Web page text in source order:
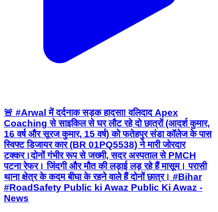
🚨 #Arwal में दर्दनाक सड़क हादसा! वलिदाद Apex
Coaching से साइकिल से घर लौट रहे दो छात्रों (आदर्श कुमार,
16 वर्ष और सूरज कुमार, 15 वर्ष) को फतेहपुर संडा कॉलेज के पास
स्विफ्ट डिजायर कार (BR 01PQ5538) ने मारी जोरदार
टक्कर।दोनों गंभीर रूप से जख्मी, सदर अस्पताल से PMCH
पटना रेफर। जिंदगी और मौत की लड़ाई लड़ रहे हैं मासूम। परासी
थाना क्षेत्र के कदम बीघा के रहने वाले हैं दोनों छात्र। #Bihar
#RoadSafety Public ki Awaz Public Ki Awaz -
News